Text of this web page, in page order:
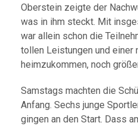
Oberstein zeigte der
was in ihm steckt. Mit
war allein schon die
tollen Leistungen und einer
heimzukommen, noch
Samstags machten die
Anfang. Sechs junge
gingen an den Start. Dass